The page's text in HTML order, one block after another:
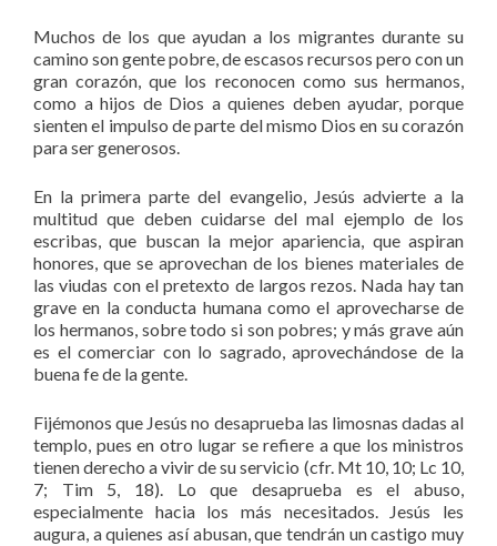
Muchos de los que ayudan a los migrantes durante su
camino son gente pobre, de escasos recursos pero con un
gran corazón, que los reconocen como sus hermanos,
como a hijos de Dios a quienes deben ayudar, porque
sienten el impulso de parte del mismo Dios en su corazón
para ser generosos.
En la primera parte del evangelio, Jesús advierte a la
multitud que deben cuidarse del mal ejemplo de los
escribas, que buscan la mejor apariencia, que aspiran
honores, que se aprovechan de los bienes materiales de
las viudas con el pretexto de largos rezos. Nada hay tan
grave en la conducta humana como el aprovecharse de
los hermanos, sobre todo si son pobres; y más grave aún
es el comerciar con lo sagrado, aprovechándose de la
buena fe de la gente.
Fijémonos que Jesús no desaprueba las limosnas dadas al
templo, pues en otro lugar se refiere a que los ministros
tienen derecho a vivir de su servicio (cfr. Mt 10, 10; Lc 10,
7; Tim 5, 18). Lo que desaprueba es el abuso,
especialmente hacia los más necesitados. Jesús les
augura, a quienes así abusan, que tendrán un castigo muy